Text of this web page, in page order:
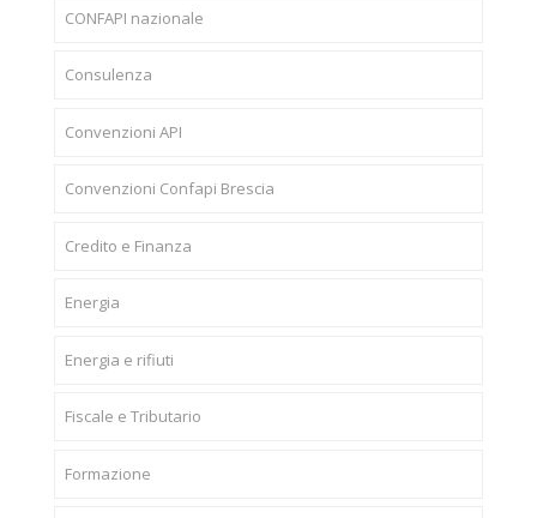
CONFAPI nazionale
Consulenza
Convenzioni API
Convenzioni Confapi Brescia
Credito e Finanza
Energia
Energia e rifiuti
Fiscale e Tributario
Formazione